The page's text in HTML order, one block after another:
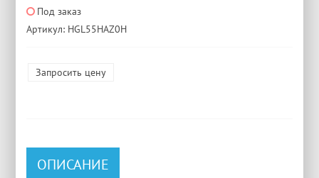
Под заказ
Артикул: HGL55HAZ0H
Запросить цену
ОПИСАНИЕ